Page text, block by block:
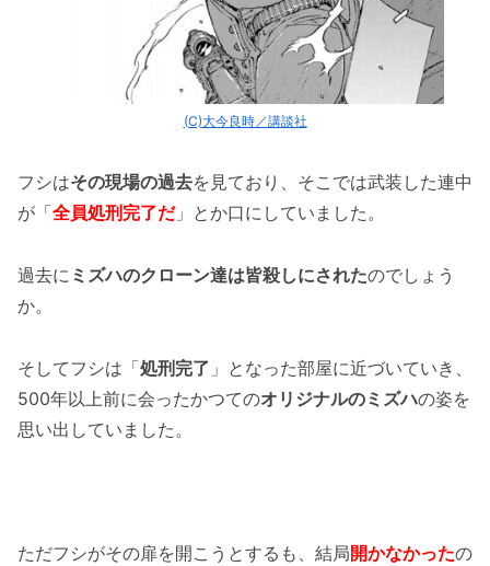
(C)大今良時／講談社
フシはその現場の過去を見ており、そこでは武装した連中
が「全員処刑完了だ」とか口にしていました。
過去に ミズハのクローン達は皆殺しにされたのでしょう
か。
そしてフシは「処刑完了 」となった部屋に近づいていき、
500年以上前に会ったかつてのオリジナルのミズハの姿を
思い出していました。
ただフシがその扉を開こうとするも、結局開かなかったの